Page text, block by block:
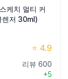
케치 멀티 커
렌저 30ml)
⭐ 4.9
리뷰 600
+5